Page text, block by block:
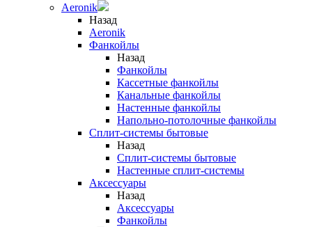
Aeronik
Назад
Aeronik
Фанкойлы
Назад
Фанкойлы
Кассетные фанкойлы
Канальные фанкойлы
Настенные фанкойлы
Напольно-потолочные фанкойлы
Сплит-системы бытовые
Назад
Сплит-системы бытовые
Настенные сплит-системы
Аксессуары
Назад
Аксессуары
Фанкойлы